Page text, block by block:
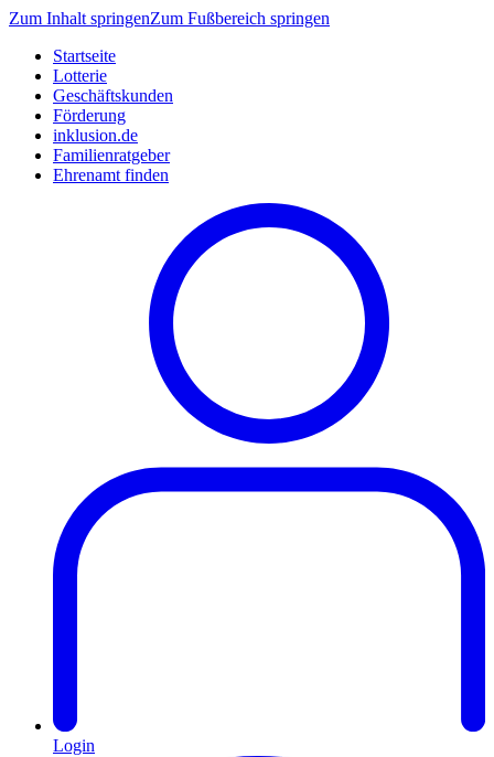
Zum Inhalt springenZum Fußbereich springen
Startseite
Lotterie
Geschäftskunden
Förderung
inklusion.de
Familienratgeber
Ehrenamt finden
Login